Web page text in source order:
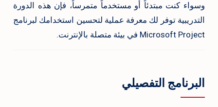
وسواء كنت مبتدئاً أو مستخدماً متمرساً، فإن هذه الدورة
التدريبية توفر لك معرفة عملية لتحسين استخدامك لبرنامج
Microsoft Project في بيئة متصلة بالإنترنت.
البرنامج التفصيلي